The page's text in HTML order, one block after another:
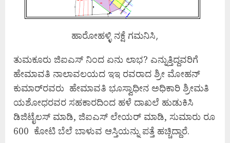
ಹಾರೋಹಳ್ಳಿ ನಕ್ಷೆ ಗಮನಿಸಿ,
ತುಮಕೂರು ಜಿಐಎಸ್ ನಿಂದ ಏನು ಲಾಭ? ಎನ್ನುತ್ತಿದ್ದವರಿಗೆ
ಹೇಮಾವತಿ ನಾಲಾವಲಯದ ಇಇ ರವರಾದ ಶ್ರೀ ಮೋಹನ್
ಕುಮಾರ್‌ರವರು ಹೇಮಾವತಿ ಭೂಸ್ವಾಧೀನ ಅಧಿಕಾರಿ ಶ್ರೀಮತಿ
ಯಶೋಧರವರ ಸಹಕಾರದಿಂದ ಹಳೆ ದಾಖಲೆ ಹುಡುಕಿಸಿ
ಡಿಜಿಟೈಲಸ್ ಮಾಡಿ, ಜಿಐಎಸ್ ಲೇಯರ್ ಮಾಡಿ, ಸುಮಾರು ರೂ
600 ಕೋಟಿ ಬೆಲೆ ಬಾಳುವ ಆಸ್ತಿಯನ್ನು ಪತ್ತೆ ಹಚ್ಚಿದ್ದಾರೆ.